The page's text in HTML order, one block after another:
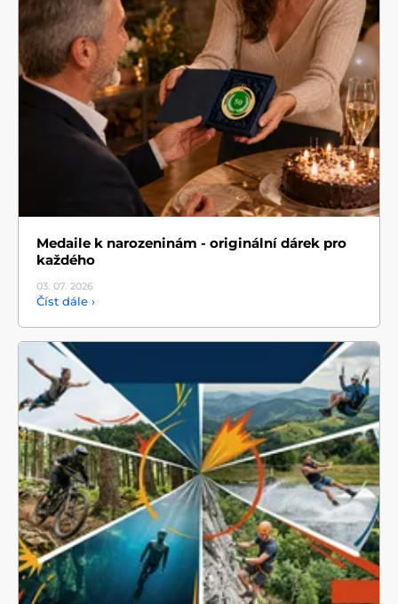
Medaile k narozeninám - originální dárek pro
každého
03. 07. 2026
Číst dále ›